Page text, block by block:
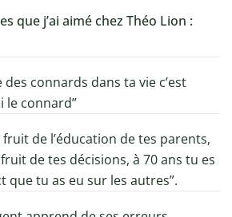
que j’ai aimé chez Théo Lion :
des connards dans ta vie c’est
le connard”
fruit de l’éducation de tes parents,
de tes décisions, à 70 ans tu es
que tu as eu sur les autres”.